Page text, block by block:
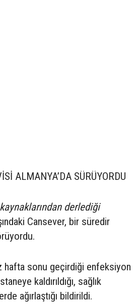
ALMANYA’DA SÜRÜYORDU
derlediği
Cansever, bir süredir
hafta sonu geçirdiği enfeksiyon
kaldırıldığı, sağlık
ağırlaştığı bildirildi.